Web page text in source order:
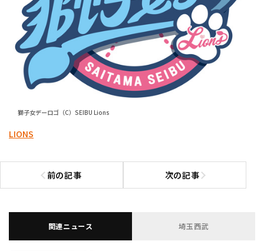
獅子女デーロゴ（C）SEIBU Lions
LIONS
前の記事
前の記事へ 次の記事次の記事へ
関連ニュース 埼玉西武